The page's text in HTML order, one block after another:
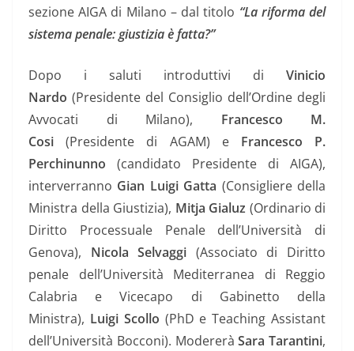
sezione AIGA di Milano – dal titolo “La riforma del
sistema penale: giustizia è fatta?”
Dopo i saluti introduttivi di Vinicio
Nardo (Presidente del Consiglio dell’Ordine degli
Avvocati di Milano), Francesco M.
Cosi (Presidente di AGAM) e Francesco P.
Perchinunno (candidato Presidente di AIGA),
interverranno Gian Luigi Gatta (Consigliere della
Ministra della Giustizia), Mitja Gialuz (Ordinario di
Diritto Processuale Penale dell’Università di
Genova), Nicola Selvaggi (Associato di Diritto
penale dell’Università Mediterranea di Reggio
Calabria e Vicecapo di Gabinetto della
Ministra), Luigi Scollo (PhD e Teaching Assistant
dell’Università Bocconi). ModereràSara Tarantini,